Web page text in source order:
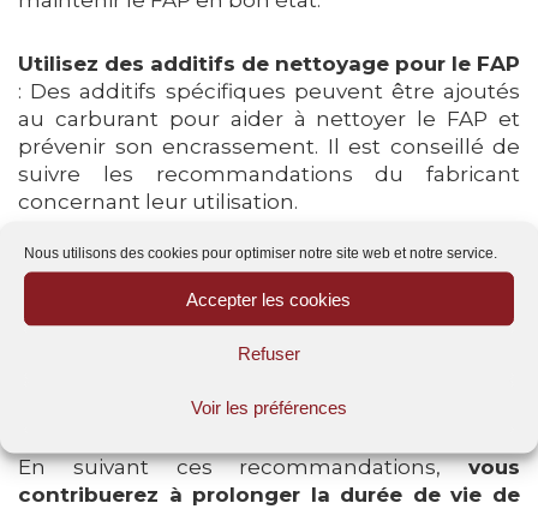
Nous utilisons des cookies pour optimiser notre site web et notre service.
Accepter les cookies
Refuser
Voir les préférences
Utilisez des additifs de nettoyage pour le FAP
: Des additifs spécifiques peuvent être ajoutés
au carburant pour aider à nettoyer le FAP et
prévenir son encrassement. Il est conseillé de
suivre les recommandations du fabricant
concernant leur utilisation.
Adoptez une conduite adaptée: Après avoir
laissé le moteur chauffer, il est bénéfique de
rouler à un régime plus élevé pendant une
quinzaine de minutes. Cette pratique aide à
vanne EGR, contribuant ainsi à leur nettoyage.
En suivant ces recommandations,vous
contribuerez à prolonger la durée de vie de